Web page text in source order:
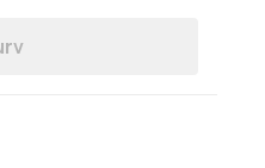
lukket magnetisk